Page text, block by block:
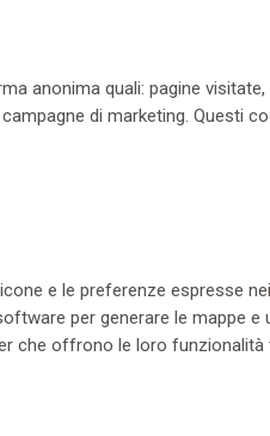
anonima quali: pagine
di marketing. Questi
e le preferenze espresse
per generare le mappe e
che offrono le loro funzionalità